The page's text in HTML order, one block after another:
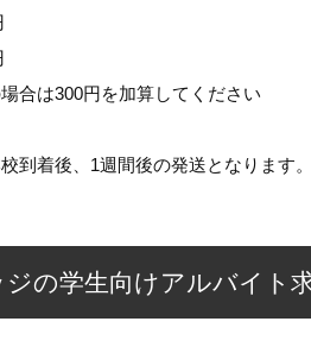
合は300円を加算してください
到着後、1週間後の発送となります
の学生向けアルバイト